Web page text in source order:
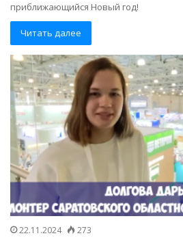
приближающийся Новый год!
Читать далее
22.11.2024 273